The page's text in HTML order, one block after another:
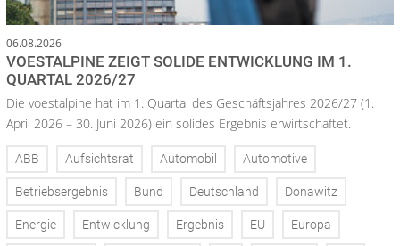
06.08.2026
VOESTALPINE ZEIGT SOLIDE ENTWICKLUNG IM 1.
QUARTAL 2026/27
Die voestalpine hat im 1. Quartal des Geschäftsjahres 2026/27 (1.
April 2026 – 30. Juni 2026) ein solides Ergebnis erwirtschaftet.
ABB Aufsichtsrat Automobil Automotive
Betriebsergebnis Bund Deutschland Donawitz
Energie Entwicklung Ergebnis EU Europa